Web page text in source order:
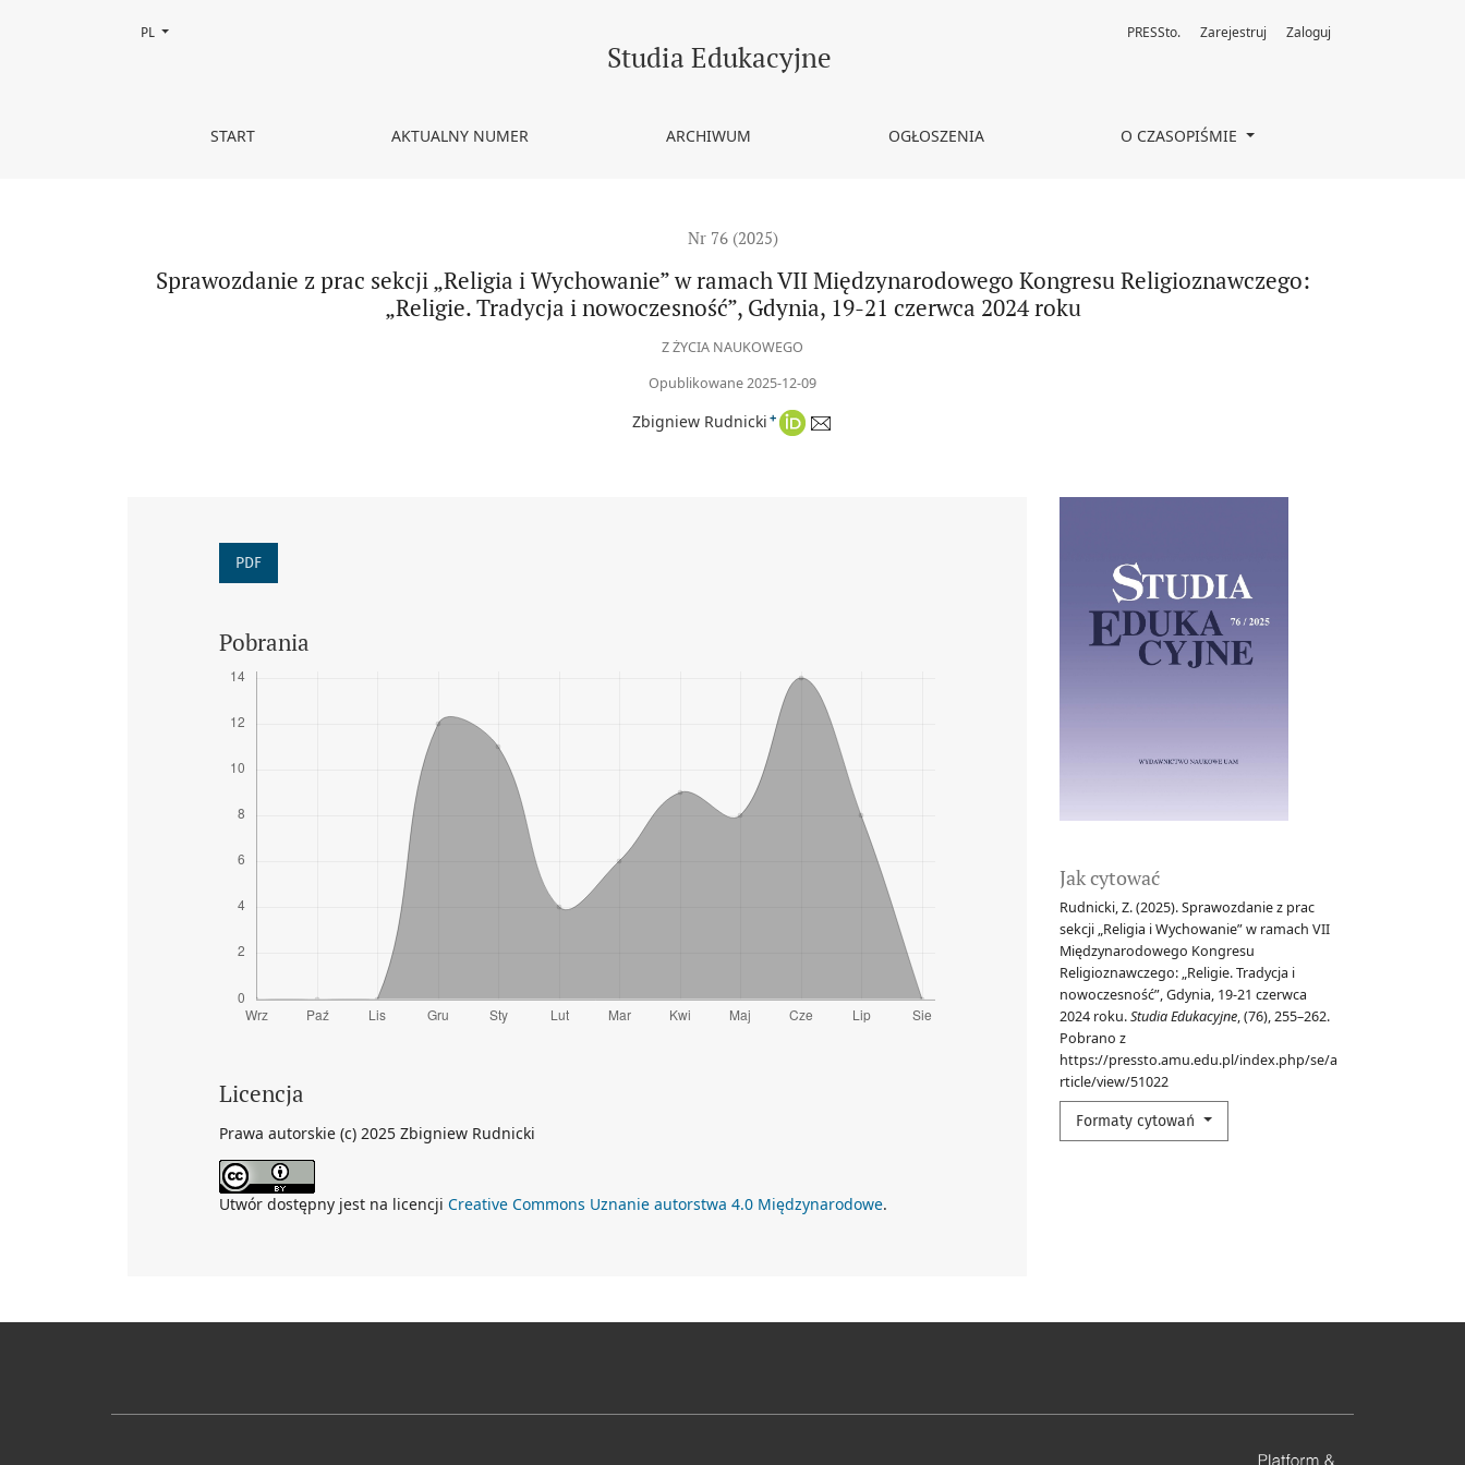
Sprawozdanie z prac sekcji „Religia i Wychowanie” w ramach VII Międzynarodowego Kongresu Religioznawczego: „Religie. Tradycja i nowoczesność”, Gdynia, 19-21 czerwca 2024 roku
Studia Edukacyjne
START AKTUALNY NUMER ARCHIWUM OGŁOSZENIA O CZASOPIŚMIE
PRESSto. Zarejestruj Zaloguj
Zmień język, obecnie wybrany to:
PL
Nr 76 (2025)
Sprawozdanie z prac sekcji „Religia i Wychowanie” w ramach VII Międzynarodowego Kongresu Religioznawczego:
„Religie. Tradycja i nowoczesność”, Gdynia, 19-21 czerwca 2024 roku
Z ŻYCIA NAUKOWEGO
Opublikowane 2025-12-09
Zbigniew Rudnicki +
Jak cytować
Rudnicki, Z. (2025). Sprawozdanie z prac
sekcji „Religia i Wychowanie” w ramach VII
Międzynarodowego Kongresu
Religioznawczego: „Religie. Tradycja i
nowoczesność”, Gdynia, 19-21 czerwca
2024 roku.Studia Edukacyjne, (76), 255–262.
Pobrano z
https://pressto.amu.edu.pl/index.php/se/a
rticle/view/51022
Formaty cytowań
PDF
Pobrania
Licencja
Prawa autorskie (c) 2025 Zbigniew Rudnicki
Utwór dostępny jest na licencji Creative Commons Uznanie autorstwa 4.0 Międzynarodowe.